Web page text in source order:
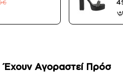
Έχουν Αγοραστεί